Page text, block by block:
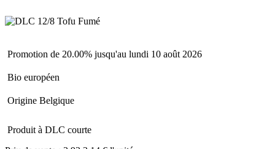
Promotion de 20.00% jusqu'au lundi 10 août 2026
Bio européen
Origine Belgique
Produit à DLC courte